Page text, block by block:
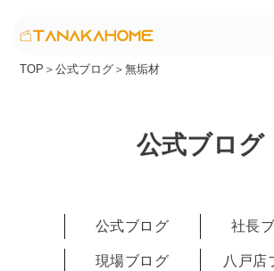
TOP ＞公式ブログ ＞無垢材
公式ブログ
公式ブログ 社長
現場ブログ 八戸店